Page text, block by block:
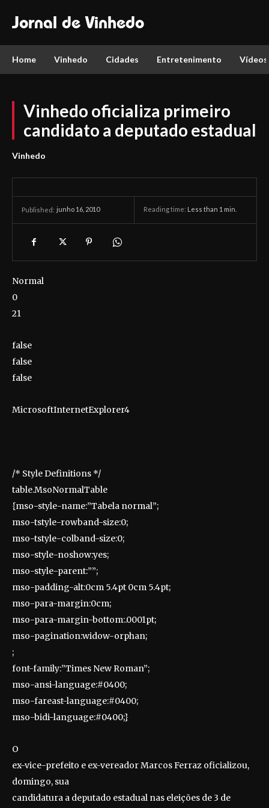
Jornal de Vinhedo
Home Vinhedo Cidades Entretenimento Vídeos
Vinhedo oficializa primeiro
candidato a deputado estadual
Vinhedo
Published: junho 16, 2010 Reading time: Less than 1 min.
Normal
0
21
false
false
false
MicrosoftInternetExplorer4
/* Style Definitions */
table.MsoNormalTable
{mso-style-name:”Tabela normal”;
mso-tstyle-rowband-size:0;
mso-tstyle-colband-size:0;
mso-style-noshow:yes;
mso-style-parent:””;
mso-padding-alt:0cm 5.4pt 0cm 5.4pt;
mso-para-margin:0cm;
mso-para-margin-bottom:.0001pt;
mso-pagination:widow-orphan;
;
font-family:”Times New Roman”;
mso-ansi-language:#0400;
mso-fareast-language:#0400;
mso-bidi-language:#0400;}
O
ex-vice-prefeito e ex-vereador Marcos Ferraz oficializou,
domingo, sua
candidatura a deputado estadual nas eleições de 3 de